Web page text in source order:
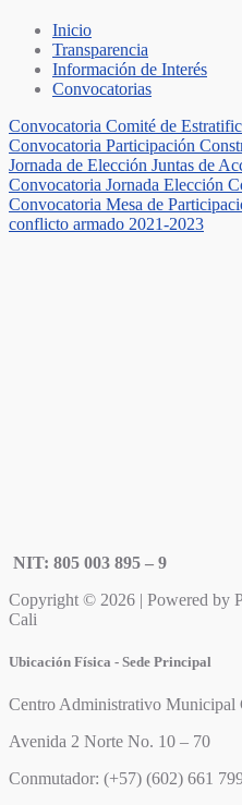
Inicio
Transparencia
Información de Interés
Convocatorias
Convocatoria Comité de
Convocatoria Participación
Jornada de Elección Juntas de
Convocatoria Jornada Elección
Convocatoria Mesa de
conflicto armado 2021-2023
NIT: 805 003 895 – 9
Copyright © 2026 | Powered by
Cali
Ubicación Física - Sede Principal
Centro Administrativo
Avenida 2 Norte No. 10 – 70
Conmutador: (+57) (602) 661